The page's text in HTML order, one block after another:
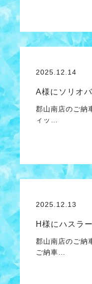
2025.12.14
A様にソリオ
郡山南店のご納
ィッ…
2025.12.13
H様にハスラ
郡山南店のご納
ご納車…